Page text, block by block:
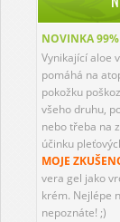
NOVINKA
Vynikající aloe
pomáhá na
pokožku
všeho druhu,
nebo třeba na
účinku
MOJE
vera gel jako
krém. Nejlépe
nepoznáte! ;)